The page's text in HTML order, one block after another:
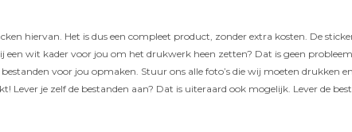
hiervan. Het is dus een compleet product, zonder extra kosten. De
wit kader voor jou om het drukwerk heen zetten? Dat is geen probleem
voor jou opmaken. Stuur ons alle foto’s die wij moeten
je zelf de bestanden aan? Dat is uiteraard ook mogelijk. Lever de